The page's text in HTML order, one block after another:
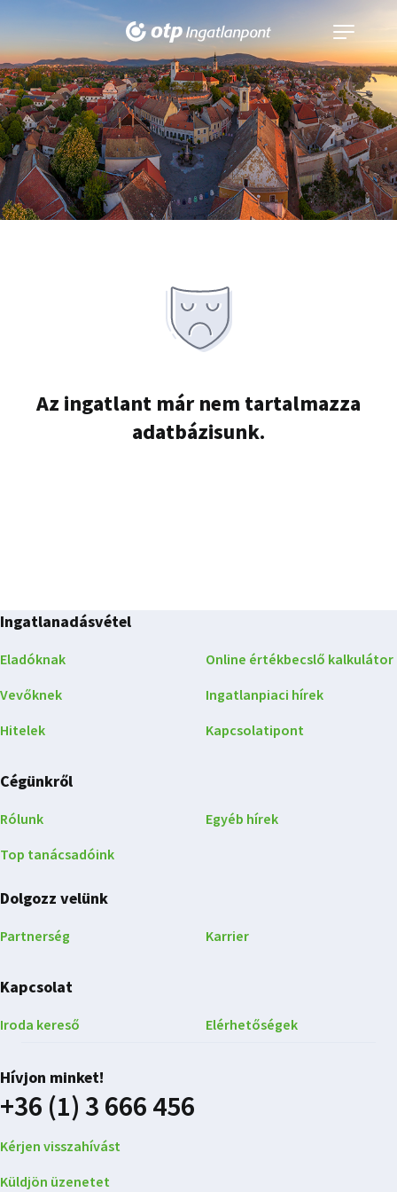
Navigáció
kinyitása
Az ingatlant már nem tartalmazza
adatbázisunk.
Ingatlanadásvétel
Eladóknak
Vevőknek
Hitelek
Online értékbecslő kalkulátor
Ingatlanpiaci hírek
Kapcsolatipont
Cégünkről
Rólunk
Top tanácsadóink
Egyéb hírek
Dolgozz velünk
Partnerség Karrier
Kapcsolat
Iroda kereső Elérhetőségek
Hívjon minket!
+36 (1) 3 666 456
Kérjen visszahívást
Küldjön üzenetet